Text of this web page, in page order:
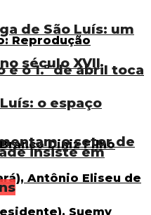
de São Luís: um
século XVII
o espaço
insiste em
e o 1.º de abril toca
o setor de